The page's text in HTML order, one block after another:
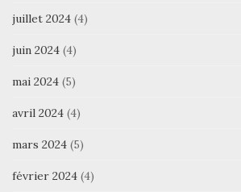
juillet 2024 (4)
juin 2024 (4)
mai 2024 (5)
avril 2024 (4)
mars 2024 (5)
février 2024 (4)